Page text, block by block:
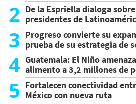
2 De la Espriella dialoga
presidentes de
3 Progreso convierte su
prueba de su estrategia de
4 Guatemala: El Niño
alimento a 3,2 millones de
5 Fortalecen conectividad
México con nueva ruta